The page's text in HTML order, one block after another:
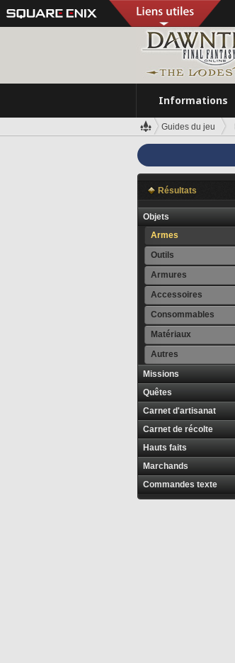
Informations
Guides du jeu
Résultats
Objets
Armes
Outils
Armures
Accessoires
Consommables
Matériaux
Autres
Missions
Quêtes
Carnet d'artisanat
Carnet de récolte
Hauts faits
Marchands
Commandes texte